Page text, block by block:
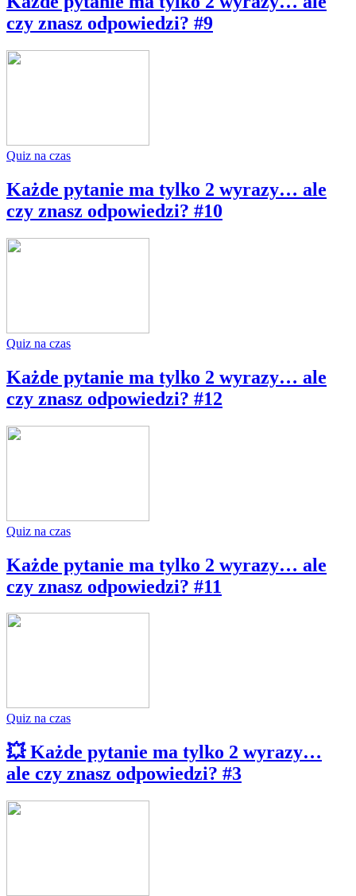
czy znasz odpowiedzi? #9
Quiz na czas
Każde pytanie ma tylko 2 wyrazy… ale
czy znasz odpowiedzi? #10
Quiz na czas
Każde pytanie ma tylko 2 wyrazy… ale
czy znasz odpowiedzi? #12
Quiz na czas
Każde pytanie ma tylko 2 wyrazy… ale
czy znasz odpowiedzi? #11
Quiz na czas
💥 Każde pytanie ma tylko 2 wyrazy…
ale czy znasz odpowiedzi? #3